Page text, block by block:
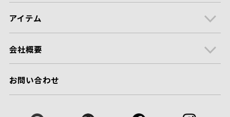
アイテム
会社概要
お問い合わせ